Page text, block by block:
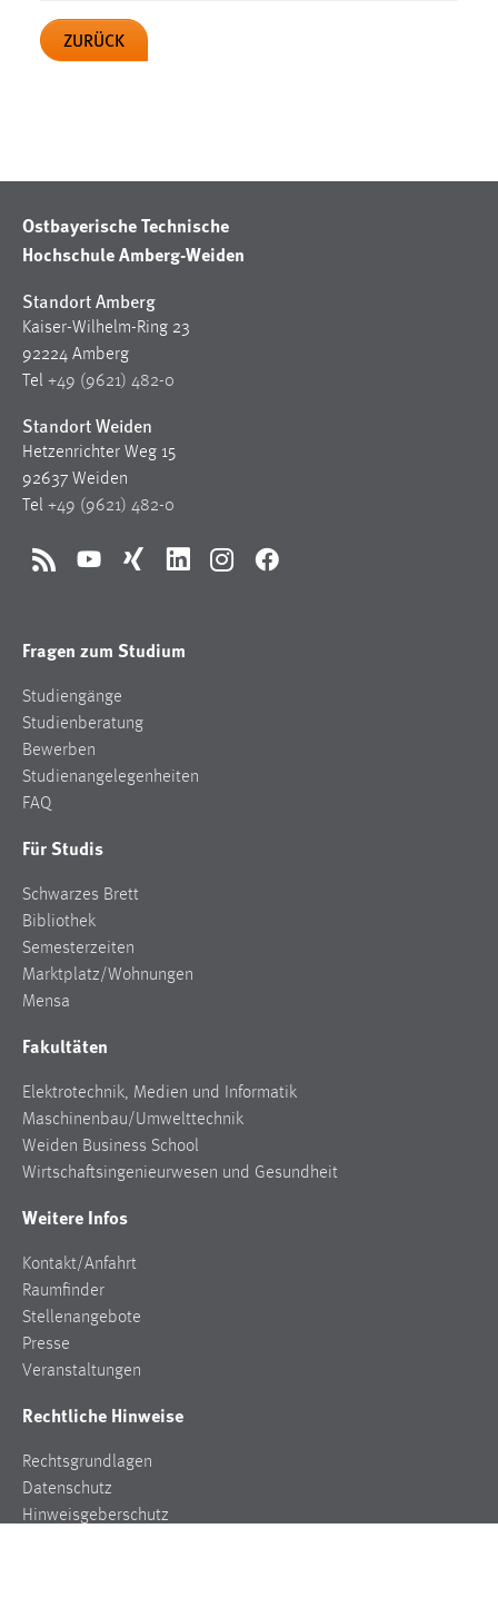
ZURÜCK
Ostbayerische Technische
Hochschule Amberg-Weiden
Standort Amberg
Kaiser-Wilhelm-Ring 23
92224 Amberg
Tel +49 (9621) 482-0
Standort Weiden
Hetzenrichter Weg 15
92637 Weiden
Tel +49 (9621) 482-0
RSS YouTubeXing LinkedInInstagramFacebook
Fragen zum Studium
Studiengänge
Studienberatung
Bewerben
Studienangelegenheiten
FAQ
Für Studis
Schwarzes Brett
Bibliothek
Semesterzeiten
Marktplatz/Wohnungen
Mensa
Fakultäten
Elektrotechnik, Medien und Informatik
Maschinenbau/Umwelttechnik
Weiden Business School
Wirtschaftsingenieurwesen und Gesundheit
Weitere Infos
Kontakt/Anfahrt
Raumfinder
Stellenangebote
Presse
Veranstaltungen
Rechtliche Hinweise
Rechtsgrundlagen
Datenschutz
Hinweisgeberschutz
_pk_ref, _pk_cvar, _pk_id, _pk_ses
MARKETING
Marketing Cookies werden von Drittanbietern
verwendet, um personalisierte Werbung anzuzeigen.
Sie tun dies, indem sie Besucher über Websites
hinweg verfolgen.
Google Ads
Name:
Google Ireland Limited
3 Monate
Facebook Pixel
Facebook
Zweck:
Conversion-Tracking
EXTERNE MEDIEN
Um Inhalte von Videoplattformen und Social Media
Plattformen anzeigen zu können, werden von diesen
YouTube
Vimeo